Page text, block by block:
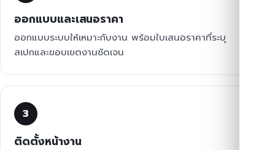
ออกแบบและเสนอราคา
ออกแบบระบบให้เหมาะกับงาน พร้อมใบเสนอราคาที่ระบุ
สเปกและขอบเขตงานชัดเจน
3
ติดตั้งหน้างาน